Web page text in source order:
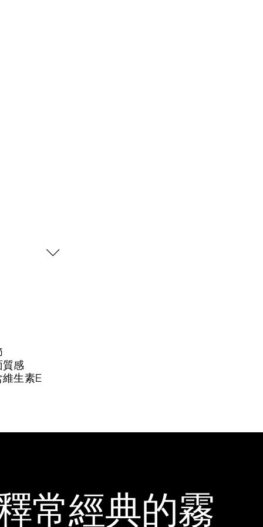
質感
維生素E
常經典的霧